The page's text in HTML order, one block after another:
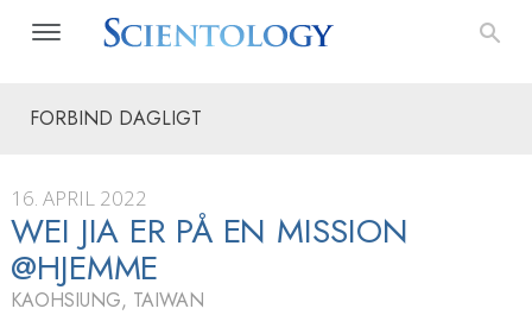
FORBIND DAGLIGT
16. APRIL 2022
WEI JIA ER PÅ EN MISSION
@HJEMME
KAOHSIUNG, TAIWAN